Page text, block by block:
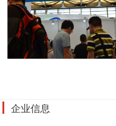
企业信息